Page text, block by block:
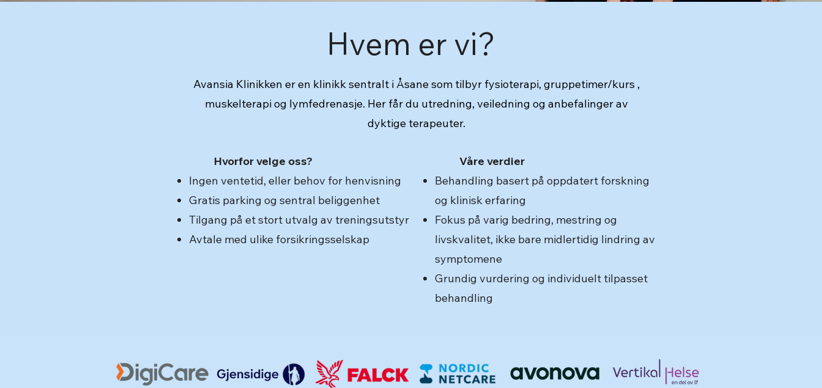
Hvem er vi?
Avansia Klinikken er en klinikk sentralt i Åsane som tilbyr fysioterapi, gruppetimer/kurs ,
muskelterapi og lymfedrenasje. Her får du utredning, veiledning og anbefalinger av
dyktige terapeuter.
Hvorfor velge oss?
Ingen ventetid, eller behov for henvisning
Gratis parking og sentral beliggenhet
Tilgang på et stort utvalg av treningsutstyr
Avtale med ulike forsikringsselskap
Våre verdier
Behandling basert på oppdatert forskning
og klinisk erfaring
Fokus på varig bedring, mestring og
livskvalitet, ikke bare midlertidig lindring av
symptomene
Grundig vurdering og individuelt tilpasset
behandling